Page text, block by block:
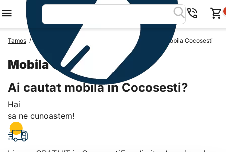
Tamos / Mobila Romania Mobila Judetul Prahova Mobila Cocosesti
Mobila Cocosesti
Ai cautat mobila in Cocosesti?
Hai
sa ne cunoastem!